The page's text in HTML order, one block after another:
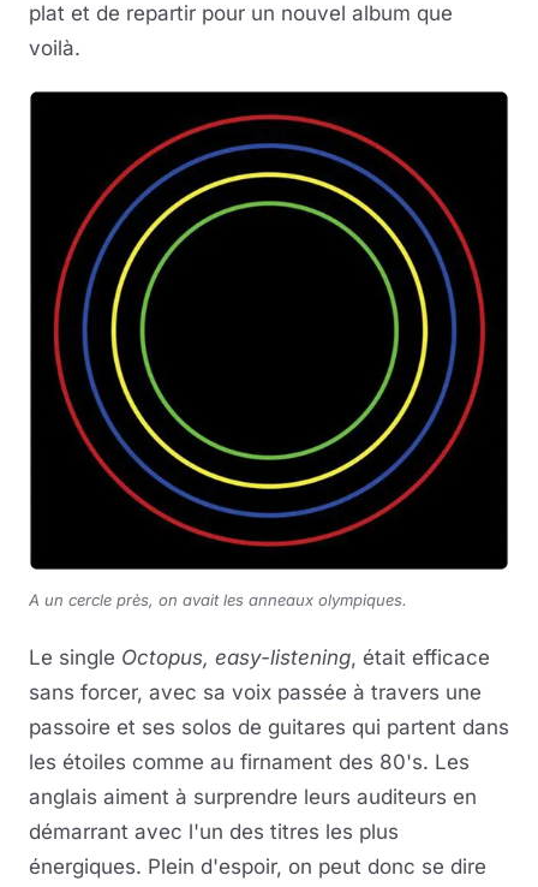
plat et de repartir pour un nouvel album que
voilà.
A un cercle près, on avait les anneaux olympiques.
Le single Octopus, easy-listening, était efficace
sans forcer, avec sa voix passée à travers une
passoire et ses solos de guitares qui partent dans
les étoiles comme au firnament des 80's. Les
anglais aiment à surprendre leurs auditeurs en
démarrant avec l'un des titres les plus
énergiques. Plein d'espoir, on peut donc se dire